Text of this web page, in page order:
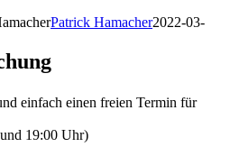
Patrick Hamacher2022-03-
einfach einen freien Termin für
19:00 Uhr)